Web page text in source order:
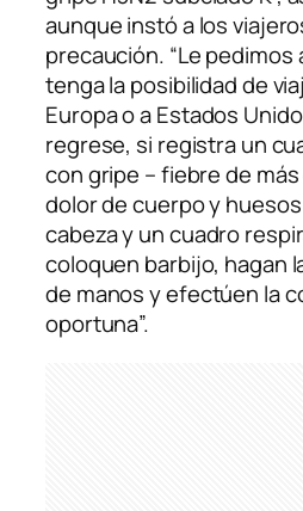
aunque instó a los
precaución. “Le pedimos
tenga la posibilidad de
Europa o a Estados
regrese, si registra un
con gripe – fiebre de
dolor de cuerpo y
cabeza y un cuadro
coloquen barbijo, hagan
de manos y efectúen la
oportuna”.